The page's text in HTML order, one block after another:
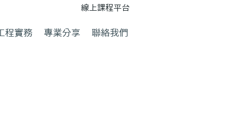
線上課程平台
程實務 專業分享 聯絡我們